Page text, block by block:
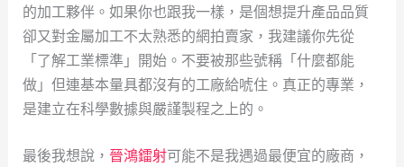
的加工夥伴。如果你也跟我一樣，是個想提升產品品質
卻又對金屬加工不太熟悉的網拍賣家，我建議你先從
「了解工業標準」開始。不要被那些號稱「什麼都能
做」但連基本量具都沒有的工廠給唬住。真正的專業，
是建立在科學數據與嚴謹製程之上的。
最後我想說， 晉鴻鐳射可能不是我遇過最便宜的廠商，